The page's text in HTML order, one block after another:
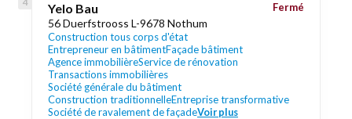
Yelo Bau
56 Duerfstrooss L-9678 Nothum
Construction tous corps d'état
Entrepreneur en bâtimentFaçade bâtiment
Agence immobilièreService de rénovation
Transactions immobilières
Société générale du bâtiment
Construction traditionnelleEntreprise transformative
Société de ravalement de façadeVoir plus
Fermé